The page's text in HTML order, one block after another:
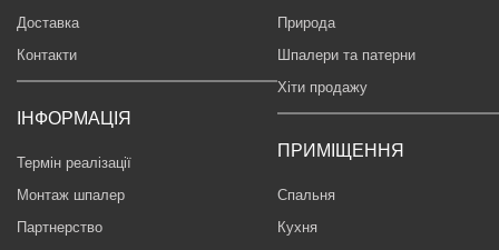
Доставка
Контакти
ІНФОРМАЦІЯ
Термін реалізації
Монтаж шпалер
Партнерство
Природа
Шпалери та патерни
Хіти продажу
ПРИМІЩЕННЯ
Спальня
Кухня